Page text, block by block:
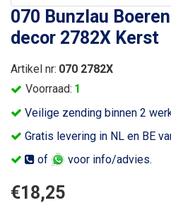
070 Bunzlau
decor 2782X Kerst
Veilige zending binnen 2
Gratis levering in NL en BE
of
voor info/advies.
Voorraad: 1
Artikel nr: 070 2782X
€18,25